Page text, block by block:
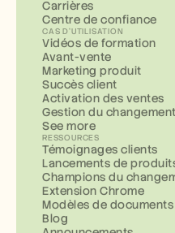
Carrières
Centre de confiance
CAS D'UTILISATION
Vidéos de formation
Avant-vente
Marketing produit
Succès client
Activation des ventes
Gestion du changement
See more
RESSOURCES
Témoignages clients
Lancements de
Champions du
Extension Chrome
Modèles de documents
Blog